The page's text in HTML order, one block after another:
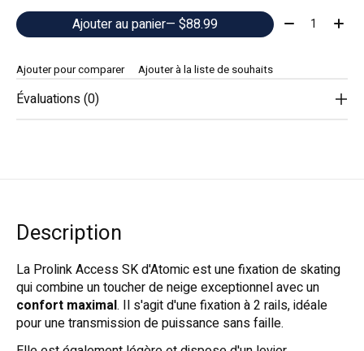
Ajouter au panier
— $88.99 Quantité:
Ajouter pour comparer Ajouter à la liste de souhaits
Évaluations (0)
Description
La Prolink Access SK d'Atomic est une fixation de skating
qui combine un toucher de neige exceptionnel avec un
confort maximal. Il s'agit d'une fixation à 2 rails, idéale
pour une transmission de puissance sans faille.